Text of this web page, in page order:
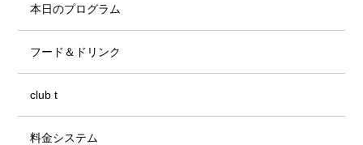
本日のプログラム
フード＆ドリンク
club t
料金システム